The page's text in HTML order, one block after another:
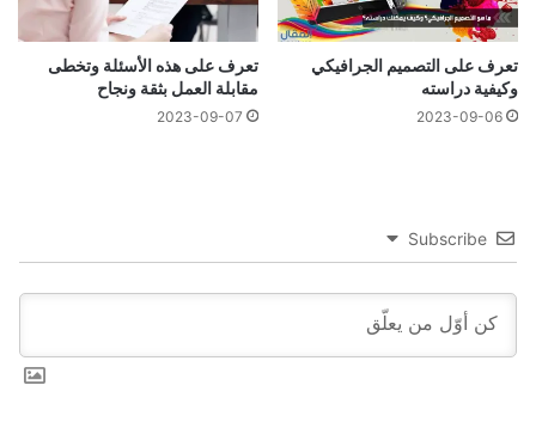
تعرف على التصميم الجرافيكي
وكيفية دراسته
2023-09-06
تعرف على هذه الأسئلة وتخطى
مقابلة العمل بثقة ونجاح
2023-09-07
Subscribe